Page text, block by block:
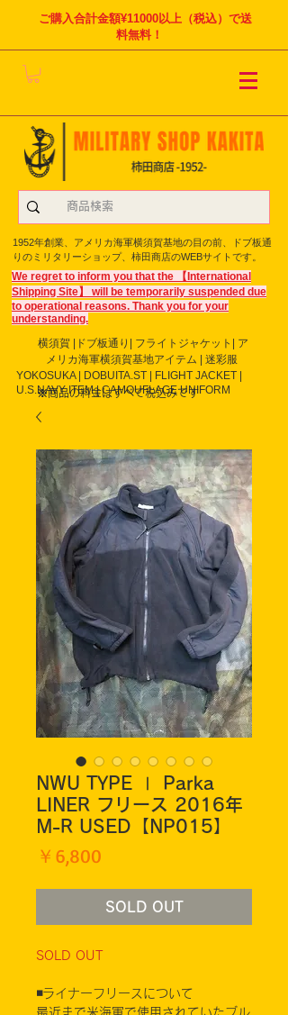
ご購入合計金額¥11000以上（税込）で送
料無料！
1952年創業、アメリカ海軍横須賀基地の目の前、ドブ板通
りのミリタリーショップ、柿田商店のWEBサイトです。
We regret to inform you that the 【International
Shipping Site】 will be temporarily suspended due
to operational reasons. Thank you for your
understanding.
横須賀 |ドブ板通り| フライト ジャケット| ア
メリカ海軍横須賀基地アイテム | 迷彩服
YOKOSUKA | DOBUITA.ST | FLIGHT JACKET |
U.S.NAVY ITEM | CAMOUFLAGE UNIFORM
※商品の料金はすべて税込みです
NWU TYPE Ⅰ Parka
LINER フリース 2016年
M-R USED【NP015】
￥6,800
SOLD OUT
SOLD OUT
◾️ライナーフリースについて
最近まで米海軍で使用されていたブル